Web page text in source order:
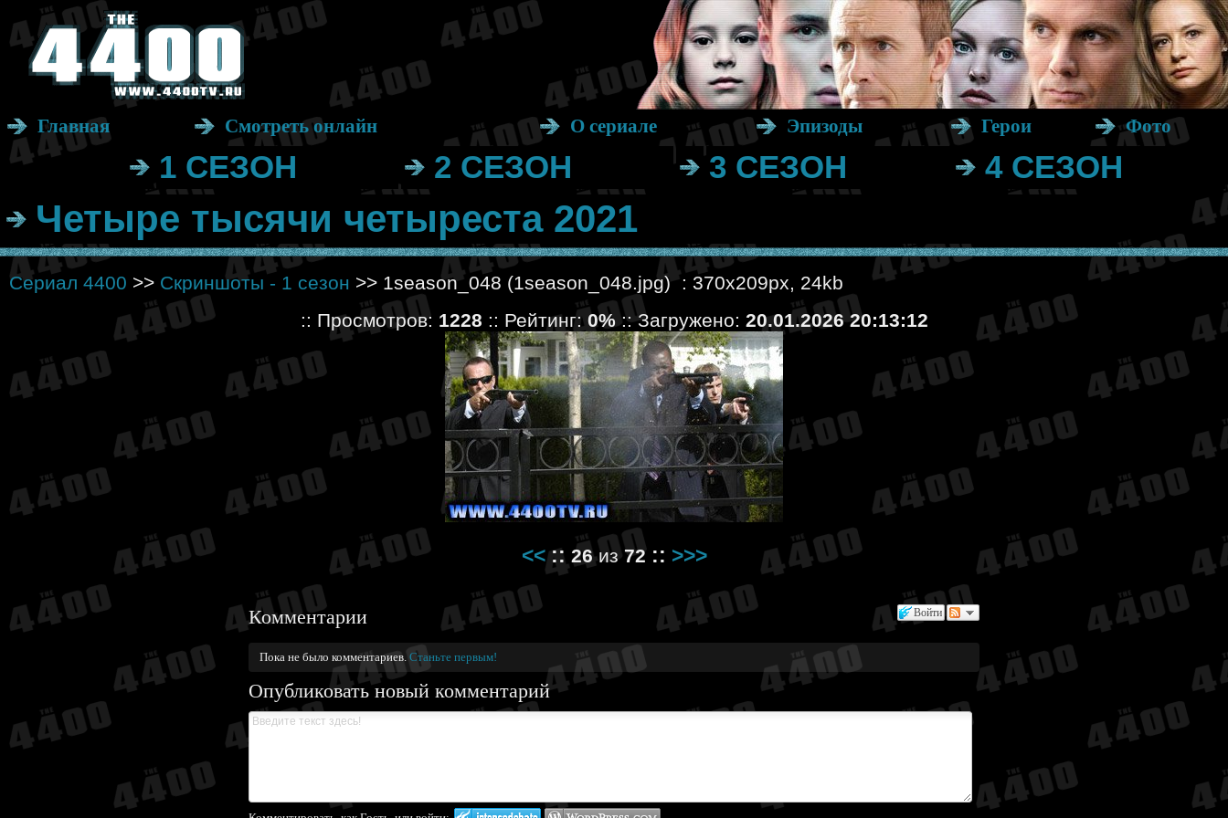
Главная Смотреть онлайн О сериале Эпизоды Герои Фото
1 СЕЗОН 2 СЕЗОН 3 СЕЗОН 4 СЕЗОН
Четыре тысячи четыреста 2021
Сериал 4400 >> Скриншоты - 1 сезон >> 1season_048 (1season_048.jpg) : 370x209px, 24kb
:: Просмотров: 1228 :: Рейтинг:0%:: Загружено: 20.01.2026 20:13:12
<<:: 26из72 :: >>>
Войти
Комментарии
Пока не было комментариев. Станьте первым!
Опубликовать новый комментарий